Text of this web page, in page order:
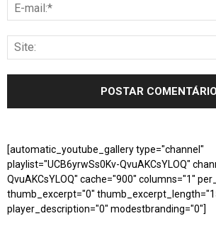
[automatic_youtube_gallery type="channel"
playlist="UCB6yrwSs0Kv-QvuAKCsYLOQ"
QvuAKCsYLOQ" cache="900" columns="1"
thumb_excerpt="0"
player_description="0" modestbranding="0"]